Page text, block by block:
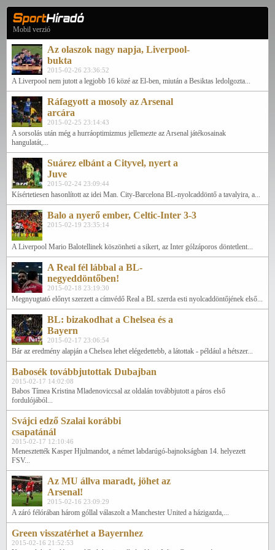
Mobil verzió
Az olaszok nagy napja, Liverpool-
bukta
2015-02-26 23:36:52
A Liverpool nem jutott a legjobb 16 közé az El-ben, miután a Besiktas ledolgozta...
Ráfagyott a mosoly az Arsenal
arcára
2015-02-25 23:14:43
A sorsolás után még a hurráoptimizmus jellemezte az Arsenal játékosainak
hangulatát,...
Suárez elbánt a Cityvel, nyert a
Juve
2015-02-24 23:09:44
Kísértetiesen hasonlított az idei Man. City-Barcelona BL-nyolcaddöntő a tavalyira, a...
Balo a nyerő ember, Celtic-Inter 3-3
2015-02-19 23:35:14
A Liverpool Mario Balotellinek köszönheti a sikert, az Inter gólzáporos döntetlent...
A Real fél lábbal a BL-
negyeddöntőben!
2015-02-18 23:19:30
Megnyugtató előnyt szerzett a címvédő Real a BL szerda esti nyolcaddöntőjének első...
BL: bizakodhat a Chelsea és a
Bayern
2015-02-17 23:06:54
Bár az eredmény alapján a Chelsea lehet elégedettebb, a látottak - például a hétszer...
Babosék továbbjutottak Dubajban
2015-02-17 14:02:08
Babos Tímea Kristina Mladenoviccsal az oldalán továbbjutott a páros első
fordulójából...
Svájci edző Szalai korábbi
csapatánál
2015-02-17 12:10:46
Menesztették Kasper Hjulmandot, a német labdarúgó-bajnokságban 14. helyezett
FSV...
Az MU állva maradt, jöhet az
Arsenal!
2015-02-16 23:09:29
A záró félórában három góllal válaszolt a Manchester United a házigazda,...
Green visszatérhet a Bayernhez
2015-02-16 21:52:53